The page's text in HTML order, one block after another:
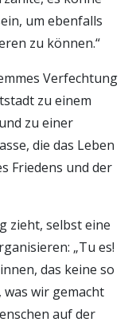
um ebenfalls
zu können.“
Verfechtung
zu einem
zu einer
die das Leben
Friedens und der
zieht, selbst eine
„Tu es!
das keine so
wir gemacht
auf der